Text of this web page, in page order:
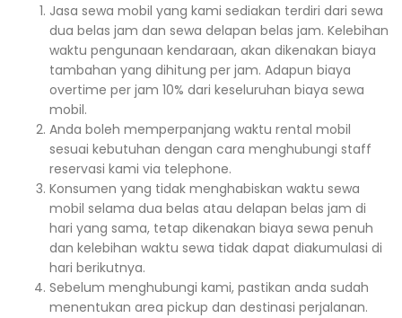
Jasa sewa mobil yang kami sediakan terdiri dari sewa
dua belas jam dan sewa delapan belas jam. Kelebihan
waktu pengunaan kendaraan, akan dikenakan biaya
tambahan yang dihitung per jam. Adapun biaya
overtime per jam 10% dari keseluruhan biaya sewa
mobil.
Anda boleh memperpanjang waktu rental mobil
sesuai kebutuhan dengan cara menghubungi staff
reservasi kami via telephone.
Konsumen yang tidak menghabiskan waktu sewa
mobil selama dua belas atau delapan belas jam di
hari yang sama, tetap dikenakan biaya sewa penuh
dan kelebihan waktu sewa tidak dapat diakumulasi di
hari berikutnya.
Sebelum menghubungi kami, pastikan anda sudah
menentukan area pickup dan destinasi perjalanan.